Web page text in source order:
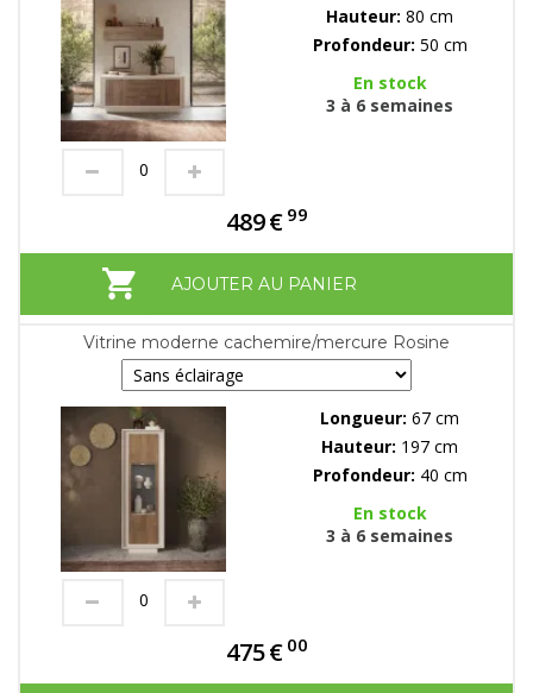
Hauteur: 80 cm
Profondeur: 50 cm
En stock
3 à 6 semaines
489€ 99
AJOUTER AU PANIER
Vitrine moderne cachemire/mercure Rosine
Longueur: 67 cm
Hauteur: 197 cm
Profondeur: 40 cm
En stock
3 à 6 semaines
475€ 00